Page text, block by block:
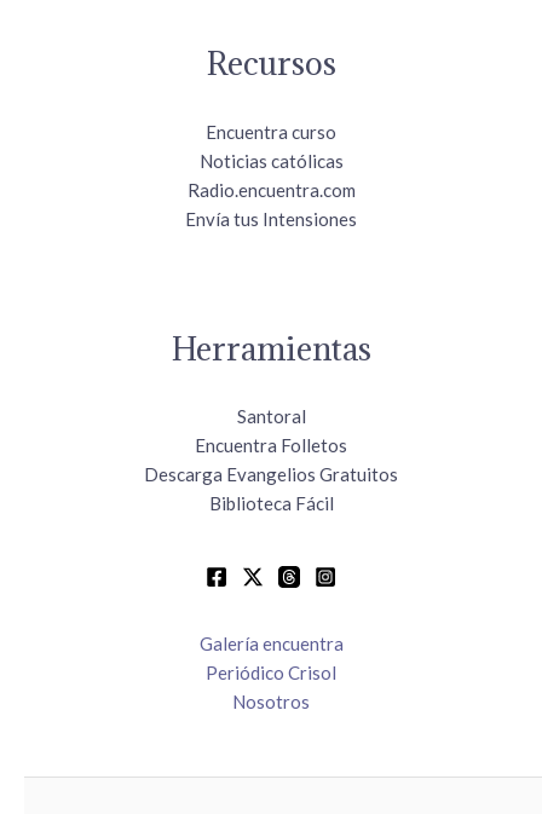
Recursos
Encuentra curso
Noticias católicas
Radio.encuentra.com
Envía tus Intensiones
Herramientas
Santoral
Encuentra Folletos
Descarga Evangelios Gratuitos
Biblioteca Fácil
Galería encuentra
Periódico Crisol
Nosotros